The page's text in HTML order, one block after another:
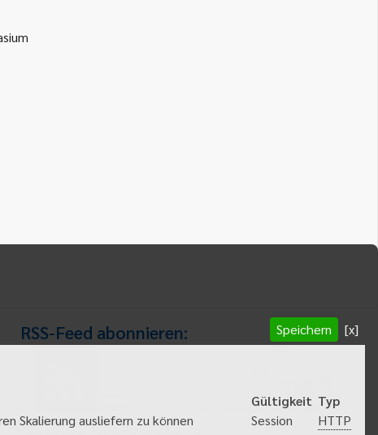
RSS-Feed abonnieren: Speichern [x]
Gültigkeit Typ
Skalierung ausliefern zu können Session
HTTP